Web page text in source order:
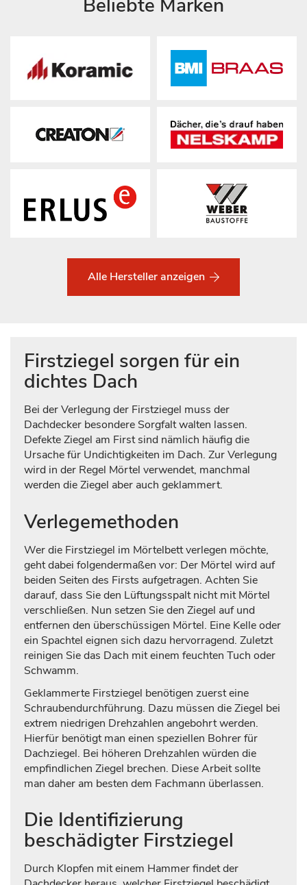
Beliebte Marken
Alle Hersteller anzeigen
Firstziegel sorgen für ein
dichtes Dach
Bei der Verlegung der Firstziegel muss der
Dachdecker besondere Sorgfalt walten lassen.
Defekte Ziegel am First sind nämlich häufig die
Ursache für Undichtigkeiten im Dach. Zur Verlegung
wird in der Regel Mörtel verwendet, manchmal
werden die Ziegel aber auch geklammert.
Verlegemethoden
Wer die Firstziegel im Mörtelbett verlegen möchte,
geht dabei folgendermaßen vor: Der Mörtel wird auf
beiden Seiten des Firsts aufgetragen. Achten Sie
darauf, dass Sie den Lüftungsspalt nicht mit Mörtel
verschließen. Nun setzen Sie den Ziegel auf und
entfernen den überschüssigen Mörtel. Eine Kelle oder
ein Spachtel eignen sich dazu hervorragend. Zuletzt
reinigen Sie das Dach mit einem feuchten Tuch oder
Schwamm.
Geklammerte Firstziegel benötigen zuerst eine
Schraubendurchführung. Dazu müssen die Ziegel bei
extrem niedrigen Drehzahlen angebohrt werden.
Hierfür benötigt man einen speziellen Bohrer für
Dachziegel. Bei höheren Drehzahlen würden die
empfindlichen Ziegel brechen. Diese Arbeit sollte
man daher am besten dem Fachmann überlassen.
Die Identifizierung
beschädigter Firstziegel
Durch Klopfen mit einem Hammer findet der